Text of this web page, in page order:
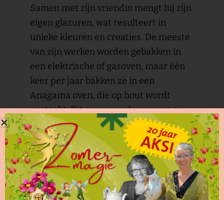
Samen met zijn vriendin mengt hij zijn
eigen glazuren, wat resulteert in
unieke kleuren en creaties. De meeste
van zijn werken worden gebakken in
een elektrische of gasoven, maar één
keer per jaar bakken ze in een
Anagama oven, die op hout wordt
gestookt. Dit samenspel van vuur, as
en glazuren zorgt telkens voor
verrassingen en creëert unieke
kunstwerken. Er is slechts één zo’n
oven in België.
Filip heeft ook een passie voor het